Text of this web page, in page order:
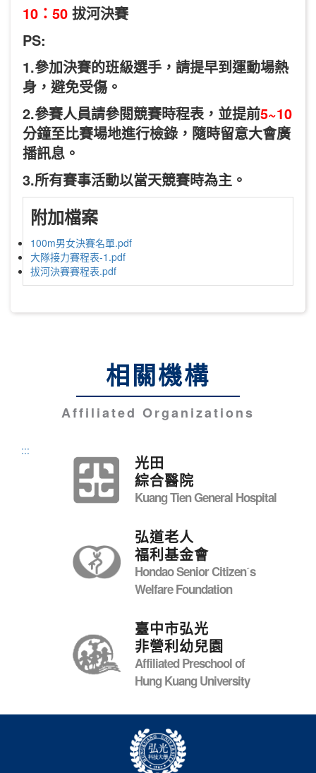
10：50拔河決賽
PS:
1.參加決賽的班級選手，請提早到運動場熱
身，避免受傷。
2.參賽人員請參閱競賽時程表，並提前5~10
分鐘至比賽場地進行檢錄，隨時留意大會廣
播訊息。
3.所有賽事活動以當天競賽時為主。
附加檔案
100m男女決賽名單.pdf
大隊接力賽程表-1.pdf
拔河決賽賽程表.pdf
相關機構
Affiliated Organizations
:::
光田
綜合醫院
Kuang Tien General Hospital
弘道老人
福利基金會
Hondao Senior Citizenˊs
Welfare Foundation
臺中市弘光
非營利幼兒園
Affiliated Preschool of
Hung Kuang University